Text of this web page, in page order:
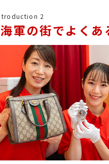
2
軍の街でよくあ